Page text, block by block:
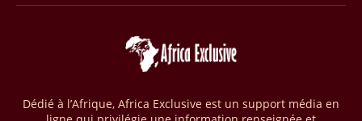
Selon le rapport publié par l’Association mondiale des opérateurs de
par les comptes de mobile money en Afrique au cours de l'année
2025, en hausse d'environ 27 % par rapport à 2024. Le rapport intitulé
« The State of the Industry Report on Mobile Money 2026 » précise
mobile money réalisées à l’échelle mondiale, qui s’est établie à 2091
Dédié à l’Afrique, Africa Exclusive est un support média en